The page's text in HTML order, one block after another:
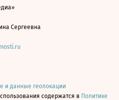
Сергеевна
и данные геолокации
содержатся в Политике